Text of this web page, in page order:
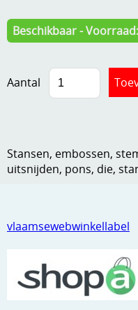
Knipvellen
Leuke versieringen
Merken
Papier en karton
Ponsen
Snijmaterialen
Speciaal papier
Stans machine en
vlaamsewebwinkellabel
Beschikbaar -
Aantal
Stansen, embossen,
uitsnijden, pons, die,